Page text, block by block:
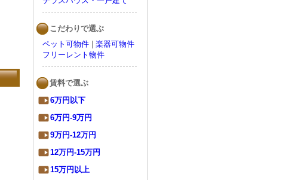
こだわりで選ぶ
ペット可物件
楽器可物件
フリーレント物件
賃料で選ぶ
6万円以下
6万円-9万円
9万円-12万円
12万円-15万円
15万円以上